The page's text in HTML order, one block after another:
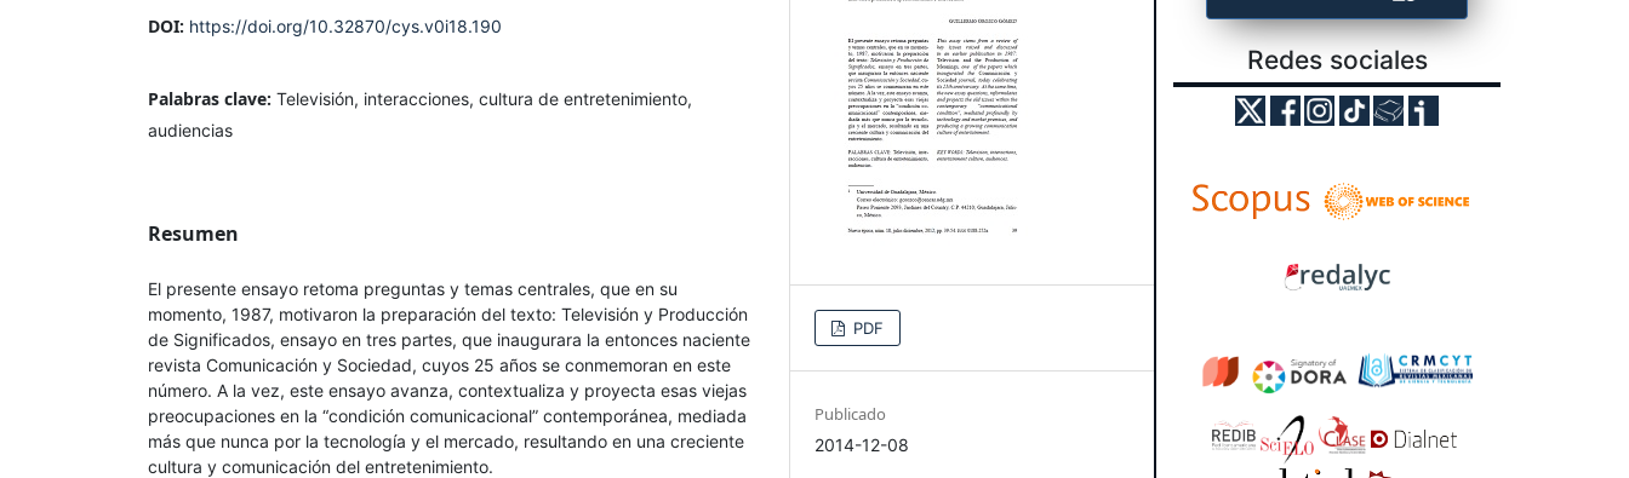
DOI: https://doi.org/10.32870/cys.v0i18.190
Palabras clave: Televisión, interacciones, cultura de entretenimiento,
audiencias
Resumen
El presente ensayo retoma preguntas y temas centrales, que en su
momento, 1987, motivaron la preparación del texto: Televisión y Producción
de Significados, ensayo en tres partes, que inaugurara la entonces naciente
revista Comunicación y Sociedad, cuyos 25 años se conmemoran en este
número. A la vez, este ensayo avanza, contextualiza y proyecta esas viejas
preocupaciones en la “condición comunicacional” contemporánea, mediada
más que nunca por la tecnología y el mercado, resultando en una creciente
cultura y comunicación del entretenimiento.
PDF
Publicado
2014-12-08
Redes sociales